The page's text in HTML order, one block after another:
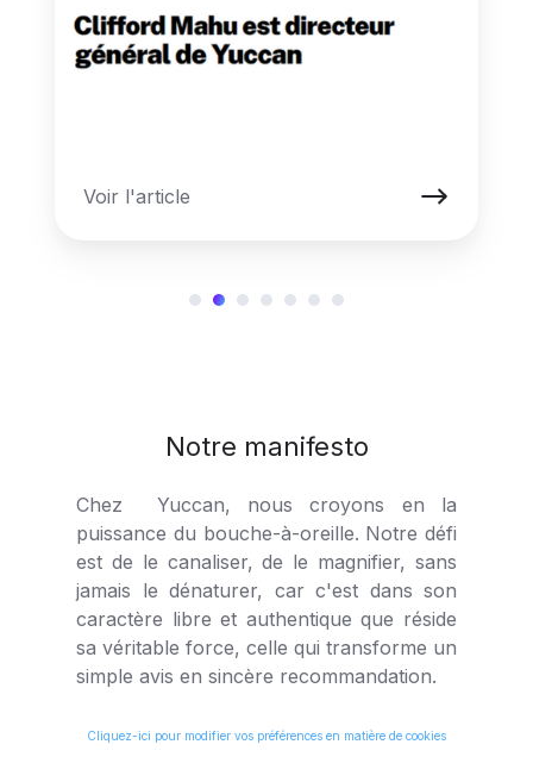
Voir l'article
Notre manifesto
Chez Yuccan, nous croyons en la
puissance du bouche-à-oreille. Notre défi
est de le canaliser, de le magnifier, sans
jamais le dénaturer, car c'est dans son
caractère libre et authentique que réside
sa véritable force, celle qui transforme un
simple avis en sincère recommandation.
Cliquez-ici pour modifier vos préférences en matière de cookies